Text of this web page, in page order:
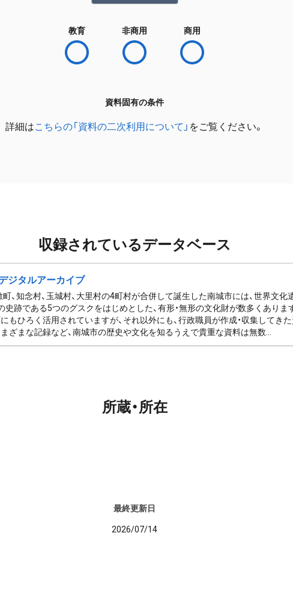
教育 非商用 商用
資料固有の条件
詳細はこちらの「資料の二次利用について」 をご覧ください。
収録されているデータベース
ジタルアーカイブ
、知念村、玉城村、大里村の4町村が合併して誕生した南城市には、世界文
史跡である5つのグスクをはじめとした、有形・無形の文化財が数多くありま
もひろく活用されていますが、それ以外にも、行政職員が作成・収集してき
ざまな記録など、南城市の歴史や文化を知るうえで貴重な資料は無数...
所蔵・所在
最終更新日
2026/07/14